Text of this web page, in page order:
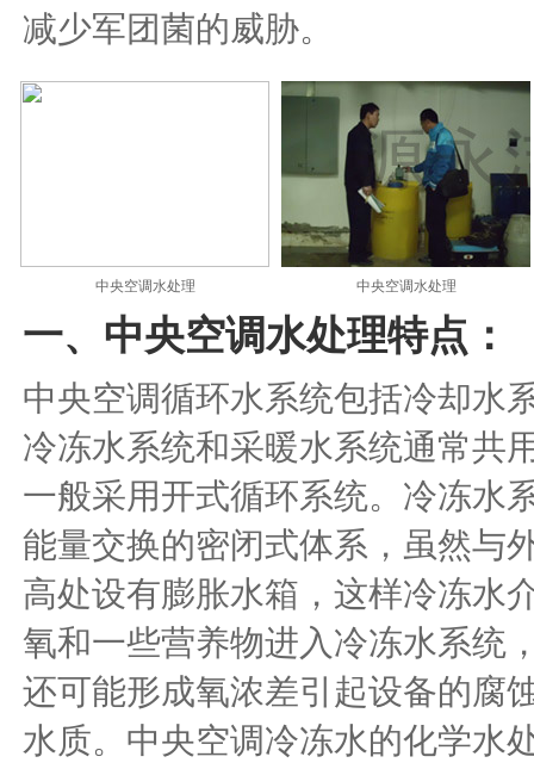
减少军团菌的威胁。
中央空调水处理 中央空调水处理
一、中央空调水处理特点：
中央空调循环水系统包括冷却水
冷冻水系统和采暖水系统通常共
一般采用开式循环系统。冷冻水
能量交换的密闭式体系，虽然与
高处设有膨胀水箱，这样冷冻水
氧和一些营养物进入冷冻水系统
还可能形成氧浓差引起设备的腐
水质。中央空调冷冻水的化学水